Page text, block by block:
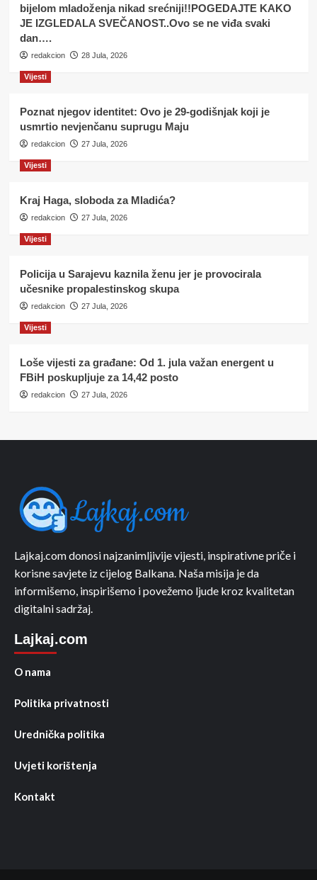
bijelom mladoženja nikad srećniji!!POGEDAJTE KAKO
JE IZGLEDALA SVEČANOST..Ovo se ne viđa svaki
dan….
redakcion 28 Jula, 2026
Vijesti
Poznat njegov identitet: Ovo je 29-godišnjak koji je
usmrtio nevjenčanu suprugu Maju
redakcion 27 Jula, 2026
Vijesti
Kraj Haga, sloboda za Mladića?
redakcion 27 Jula, 2026
Vijesti
Policija u Sarajevu kaznila ženu jer je provocirala
učesnike propalestinskog skupa
redakcion 27 Jula, 2026
Vijesti
Loše vijesti za građane: Od 1. jula važan energent u
FBiH poskupljuje za 14,42 posto
redakcion 27 Jula, 2026
Lajkaj.com donosi najzanimljivije vijesti, inspirativne priče i
korisne savjete iz cijelog Balkana. Naša misija je da
informišemo, inspirišemo i povežemo ljude kroz kvalitetan
digitalni sadržaj.
Lajkaj.com
O nama
Politika privatnosti
Urednička politika
Uvjeti korištenja
Kontakt